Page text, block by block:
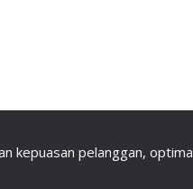
kepuasan pelanggan,